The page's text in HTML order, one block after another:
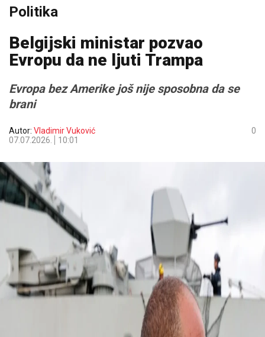
Politika
Belgijski ministar pozvao
Evropu da ne ljuti Trampa
Evropa bez Amerike još nije sposobna da se
brani
Autor: Vladimir Vuković
07.07.2026.
10:01
0